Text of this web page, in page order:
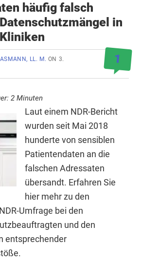
häufig falsch
in
LL. M. ON 3.
1
2 Minuten
Laut einem NDR-Bericht
wurden seit Mai 2018
hunderte von sensiblen
Patientendaten an die
falschen Adressaten
übersandt. Erfahren Sie
hier mehr zu den
Umfrage bei den
und den
entsprechender